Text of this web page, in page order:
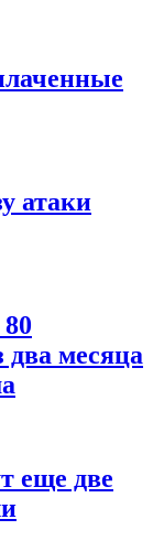
атаки
два месяца
еще две